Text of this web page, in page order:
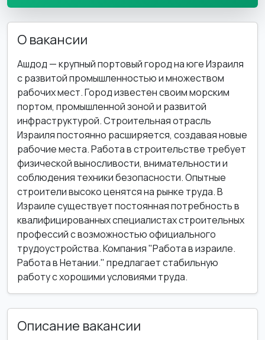
О вакансии
Ашдод — крупный портовый город на юге Израиля
с развитой промышленностью и множеством
рабочих мест. Город известен своим морским
портом, промышленной зоной и развитой
инфраструктурой. Строительная отрасль
Израиля постоянно расширяется, создавая новые
рабочие места. Работа в строительстве требует
физической выносливости, внимательности и
соблюдения техники безопасности. Опытные
строители высоко ценятся на рынке труда. В
Израиле существует постоянная потребность в
квалифицированных специалистах строительных
профессий с возможностью официального
трудоустройства. Компания "Работа в израиле.
Работа в Нетании." предлагает стабильную
работу с хорошими условиями труда.
Описание вакансии